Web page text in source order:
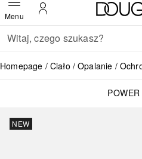
MenuOtwórz menuMoje konto
Wracać
Wykonaj wyszukiwanie
Homepage Ciało Opalanie
POWER
NEW